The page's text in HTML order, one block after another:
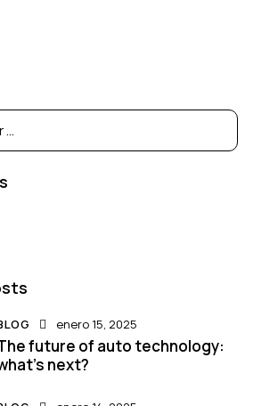
enero 15, 2025
future of auto technology:
next?